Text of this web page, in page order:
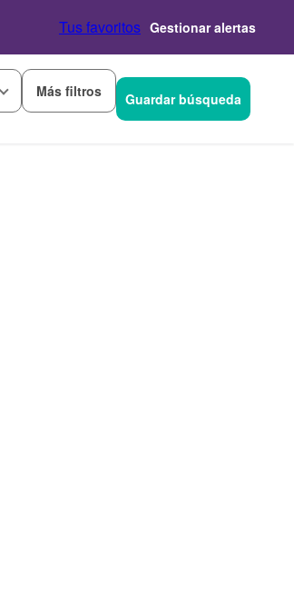
Tus favoritos Gestionar alertas
Más filtros Guardar búsqueda